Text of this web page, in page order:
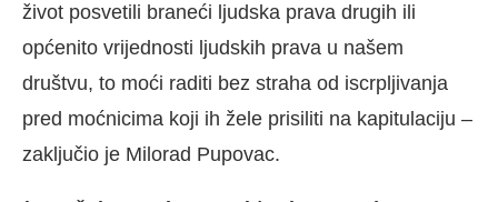
život posvetili braneći ljudska prava drugih ili
općenito vrijednosti ljudskih prava u našem
društvu, to moći raditi bez straha od iscrpljivanja
pred moćnicima koji ih žele prisiliti na kapitulaciju –
zaključio je Milorad Pupovac.